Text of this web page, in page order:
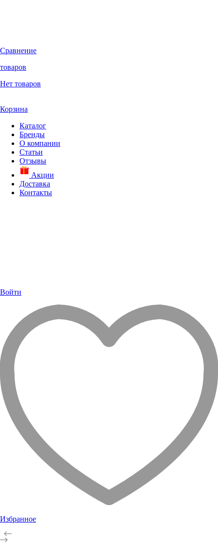
Сравнение
товаров
Нет товаров
Корзина
Каталог
Бренды
О компании
Статьи
Отзывы
Акции
Доставка
Контакты
Войти
Избранное